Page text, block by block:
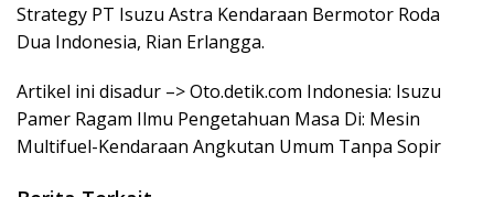
Strategy PT Isuzu Astra Kendaraan Bermotor Roda
Dua Indonesia, Rian Erlangga.
Artikel ini disadur –> Oto.detik.com Indonesia: Isuzu
Pamer Ragam Ilmu Pengetahuan Masa Di: Mesin
Multifuel-Kendaraan Angkutan Umum Tanpa Sopir